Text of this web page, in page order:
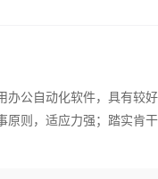
办公自动化软件，具有较
则，适应力强；踏实肯